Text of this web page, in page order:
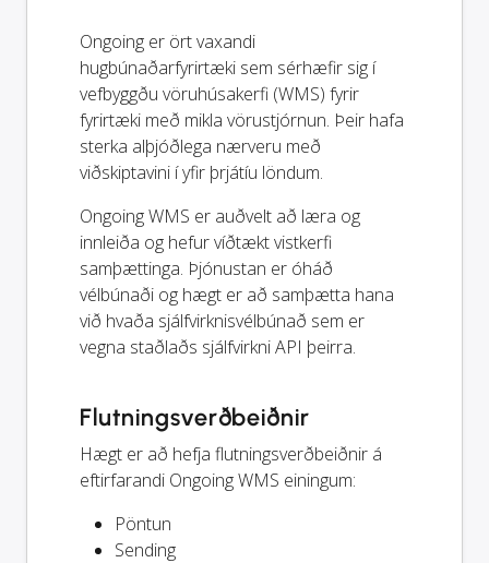
Ongoing er ört vaxandi
hugbúnaðarfyrirtæki sem sérhæfir sig í
vefbyggðu vöruhúsakerfi (WMS) fyrir
fyrirtæki með mikla vörustjórnun. Þeir hafa
sterka alþjóðlega nærveru með
viðskiptavini í yfir þrjátíu löndum.
Ongoing WMS er auðvelt að læra og
innleiða og hefur víðtækt vistkerfi
samþættinga. Þjónustan er óháð
vélbúnaði og hægt er að samþætta hana
við hvaða sjálfvirknisvélbúnað sem er
vegna staðlaðs sjálfvirkni API þeirra.
Flutningsverðbeiðnir
Hægt er að hefja flutningsverðbeiðnir á
eftirfarandi Ongoing WMS einingum:
Pöntun
Sending